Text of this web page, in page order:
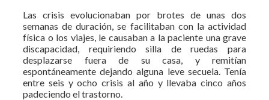
Las crisis evolucionaban por brotes de unas dos
semanas de duración, se facilitaban con la actividad
física o los viajes, le causaban a la paciente una grave
discapacidad, requiriendo silla de ruedas para
desplazarse fuera de su casa, y remitían
espontáneamente dejando alguna leve secuela. Tenía
entre seis y ocho crisis al año y llevaba cinco años
padeciendo el trastorno.